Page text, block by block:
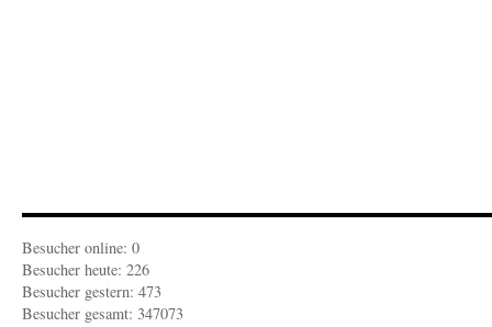
Besucher online: 0
Besucher heute: 226
Besucher gestern: 473
Besucher gesamt: 347073